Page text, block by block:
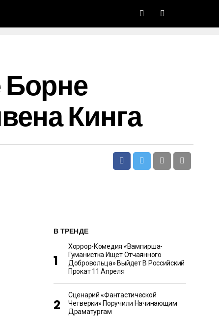
Кинга
В ТРЕНДЕ
Хоррор-Комедия «Вампирша-
Гуманистка Ищет Отчаянного
Добровольца» Выйдет В Российский
Прокат 11 Апреля
Сценарий «Фантастической
Четверки» Поручили Начинающим
Драматургам